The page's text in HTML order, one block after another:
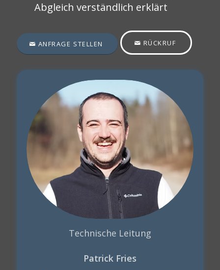
Abgleich verständlich erklärt
ANFRAGE STELLEN RÜCKRUF
Technische Leitung
Patrick Fries